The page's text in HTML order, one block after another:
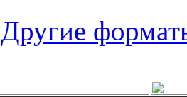
Другие